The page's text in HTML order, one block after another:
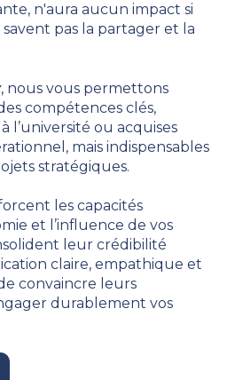
n'aura aucun impact si
pas la partager et la
, nous vous permettons
compétences clés,
l’université ou acquises
mais indispensables
stratégiques.
les capacités
et l’influence de vos
leur crédibilité
claire, empathique et
convaincre leurs
durablement vos